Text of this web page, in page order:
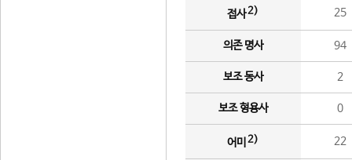
접사2) 25
의존 명사 94
보조 동사 2
보조 형용사 0
어미 2) 22